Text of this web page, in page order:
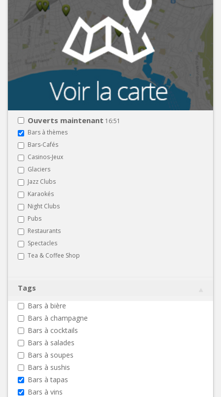
Ouverts maintenant 16:51
Bars à thèmes
Bars-Cafés
Casinos-Jeux
Glaciers
Jazz Clubs
Karaokés
Night Clubs
Pubs
Restaurants
Spectacles
Tea & Coffee Shop
Tags
Bars à bière
Bars à champagne
Bars à cocktails
Bars à salades
Bars à soupes
Bars à sushis
Bars à tapas
Bars à vins